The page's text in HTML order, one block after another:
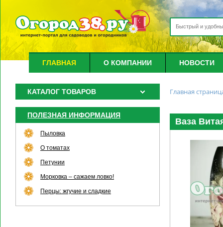
ГЛАВНАЯ О КОМПАНИИ НОВОСТИ
КАТАЛОГ ТОВАРОВ
ПОЛЕЗНАЯ ИНФОРМАЦИЯ
Пыловка
О томатах
Петунии
Морковка – сажаем ловко!
Перцы: жгучие и сладкие
Главная
Ваза